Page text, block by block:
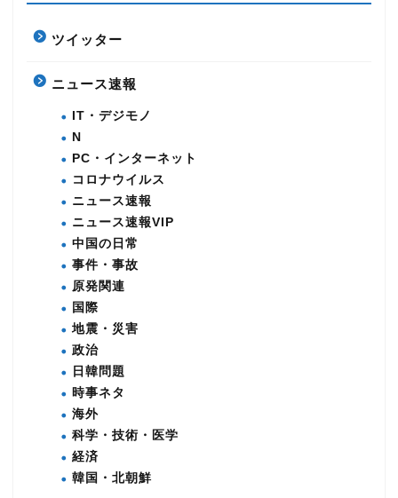
ツイッター
ニュース速報
IT・デジモノ
N
PC・インターネット
コロナウイルス
ニュース速報
ニュース速報VIP
中国の日常
事件・事故
原発関連
国際
地震・災害
政治
日韓問題
時事ネタ
海外
科学・技術・医学
経済
韓国・北朝鮮